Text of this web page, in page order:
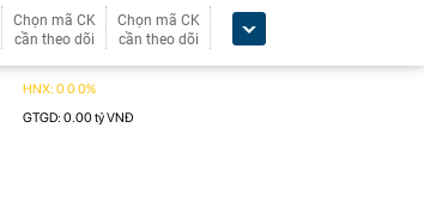
Chọn mã CK
cần theo dõi
Chọn mã CK
cần theo dõi